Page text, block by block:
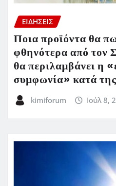
ΕΙΔΗΣΕΙΣ
Ποια προϊόντα θα
φθηνότερα από τον
θα περιλαμβάνει η
συμφωνία» κατά
kimiforum Ιούλ 8,